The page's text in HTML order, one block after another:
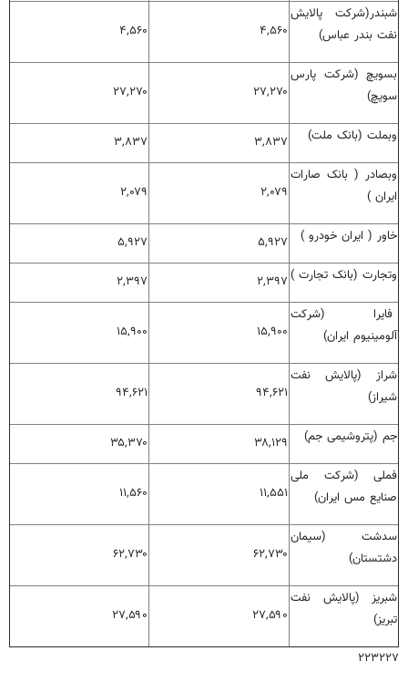
شبندر(شرکت پالایش
نفت بندر عباس)
۴,۵۶۰ ۴,۵۶۰
بسویچ (شرکت پارس
سویچ)
۲۷,۲۷۰ ۲۷,۲۷۰
وبملت (بانک ملت) ۳,۸۳۷
۳,۸۳۷
وبصادر ( بانک صارات
ایران )
۲,۰۷۹ ۲,۰۷۹
خاور ( ایران خودرو ) ۵,۹۲۷
۵,۹۲۷
وتجارت (بانک تجارت ) ۲,۳۹۷
۲,۳۹۷
فایرا (شرکت
آلومینیوم ایران)
۱۵,۹۰۰ ۱۵,۹۰۰
شراز (پالایش نفت
شیراز)
۹۴,۶۲۱ ۹۴,۶۲۱
جم (پتروشیمی جم) ۳۸,۱۲۹
۳۵,۳۷۰
فملی (شرکت ملی
صنایع مس ایران)
۱۱,۵۵۱ ۱۱,۵۶۰
سدشت (سیمان
دشتستان)
۶۲,۷۳۰ ۶۲,۷۳۰
شبریز (پالایش نفت
تبریز)
۲۷,۵۹۰ ۲۷,۵۹۰
۲۲۳۲۲۷